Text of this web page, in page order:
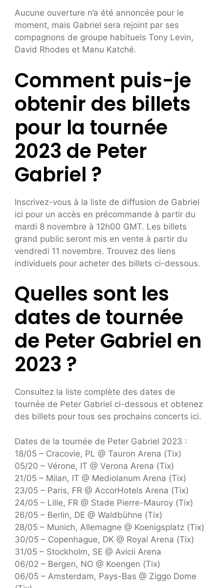
Aucune ouverture n’a été annoncée pour le
moment, mais Gabriel sera rejoint par ses
compagnons de groupe habituels Tony Levin,
David Rhodes et Manu Katché.
Comment puis-je
obtenir des billets
pour la tournée
2023 de Peter
Gabriel ?
Inscrivez-vous à la liste de diffusion de Gabriel
ici pour un accès en précommande à partir du
mardi 8 novembre à 12h00 GMT. Les billets
grand public seront mis en vente à partir du
vendredi 11 novembre. Trouvez des liens
individuels pour acheter des billets ci-dessous.
Quelles sont les
dates de tournée
de Peter Gabriel en
2023 ?
Consultez la liste complète des dates de
tournée de Peter Gabriel ci-dessous et obtenez
des billets pour tous ses prochains concerts ici.
Dates de la tournée de Peter Gabriel 2023 :
18/05 – Cracovie, PL @ Tauron Arena (Tix)
05/20 – Vérone, IT @ Verona Arena (Tix)
21/05 – Milan, IT @ Mediolanum Arena (Tix)
23/05 – Paris, FR @ AccorHotels Arena (Tix)
24/05 – Lille, FR @ Stade Pierre-Mauroy (Tix)
26/05 – Berlin, DE @ Waldbühne (Tix)
28/05 – Munich, Allemagne @ Koenigsplatz (Tix)
30/05 – Copenhague, DK @ Royal Arena (Tix)
31/05 – Stockholm, SE @ Avicii Arena
06/02 – Bergen, NO @ Koengen (Tix)
06/05 – Amsterdam, Pays-Bas @ Ziggo Dome